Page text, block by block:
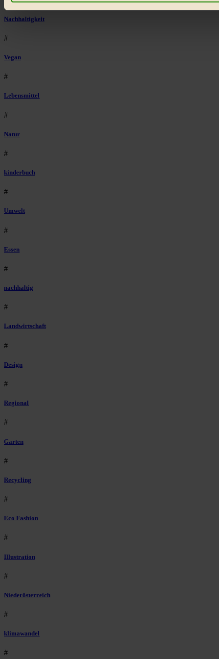
Bist du damit einverstanden?
Nachhaltigkeit
#
Vegan
#
Lebensmittel
#
Natur
#
kinderbuch
#
Umwelt
#
Essen
#
nachhaltig
#
Landwirtschaft
#
Design
#
Regional
#
Garten
#
Recycling
#
Eco Fashion
#
Illustration
#
Niederösterreich
#
klimawandel
#